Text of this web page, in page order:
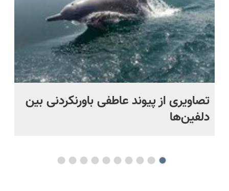
تصاویری از پیوند عاطفی باورنکردنی بین
دلفین‌ها